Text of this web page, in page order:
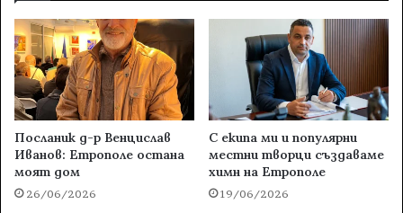
Посланик д-р Венцислав
Иванов: Етрополе остана
моят дом
26/06/2026
С екипа ми и популярни
местни творци създаваме
химн на Етрополе
19/06/2026